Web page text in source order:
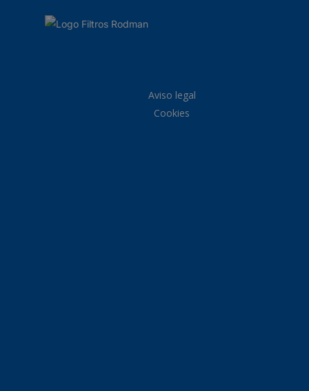
Aviso legal
Cookies